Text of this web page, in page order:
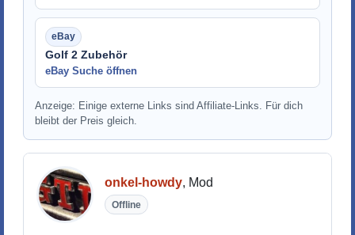
Golf 2 Zubehör
eBay Suche öffnen
Anzeige: Einige externe Links sind Affiliate-Links. Für dich
bleibt der Preis gleich.
onkel-howdy, Mod
Offline